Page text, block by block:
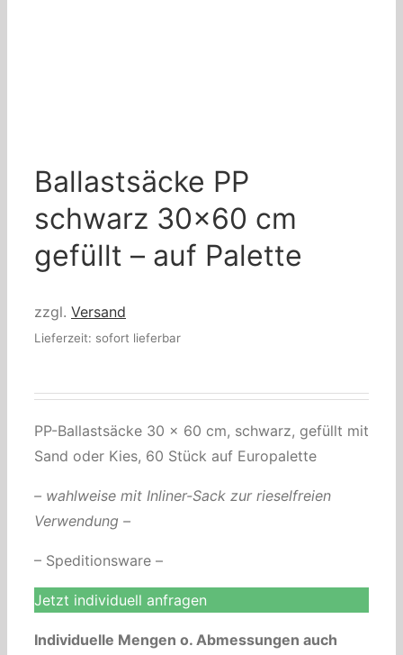
Ballastsäcke PP
schwarz 30×60 cm
gefüllt – auf Palette
zzgl. Versand
Lieferzeit: sofort lieferbar
PP-Ballastsäcke 30 x 60 cm, schwarz, gefüllt mit
Sand oder Kies, 60 Stück auf Europalette
– wahlweise mit Inliner-Sack zur rieselfreien
Verwendung –
– Speditionsware –
Jetzt individuell anfragen
Individuelle Mengen o. Abmessungen auch